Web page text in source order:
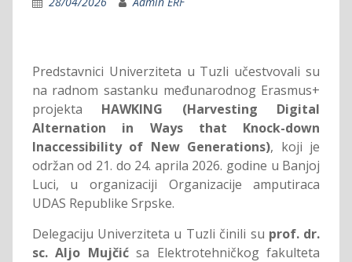
Predstavnici Univerziteta u Tuzli učestvovali su
na radnom sastanku međunarodnog Erasmus+
projekta HAWKING (Harvesting Digital
Alternation in Ways that Knock-down
Inaccessibility of New Generations), koji je
održan od 21. do 24. aprila 2026. godine u Banjoj
Luci, u organizaciji Organizacije amputiraca
UDAS Republike Srpske.
Delegaciju Univerziteta u Tuzli činili su prof. dr.
sc. Aljo Mujčićsa Elektrotehničkog fakulteta